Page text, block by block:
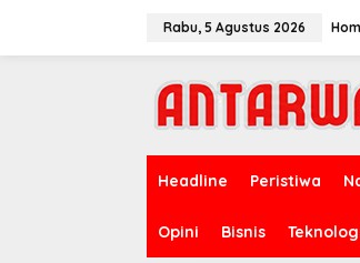
Rabu, 5 Agustus 2026
Headline Peristiwa
Opini Bisnis